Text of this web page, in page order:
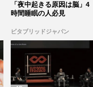
「夜中起きる原因は脳」4
時間睡眠の人必見
ビタブリッドジャパン